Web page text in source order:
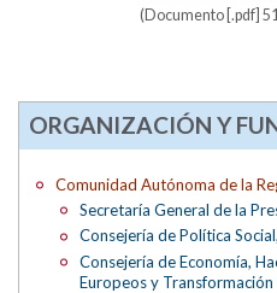
(Documento [.pdf]
ORGANIZACIÓN Y
Comunidad Autónoma de la
Secretaría General de la
Consejería de Política
Consejería de Economía,
Europeos y